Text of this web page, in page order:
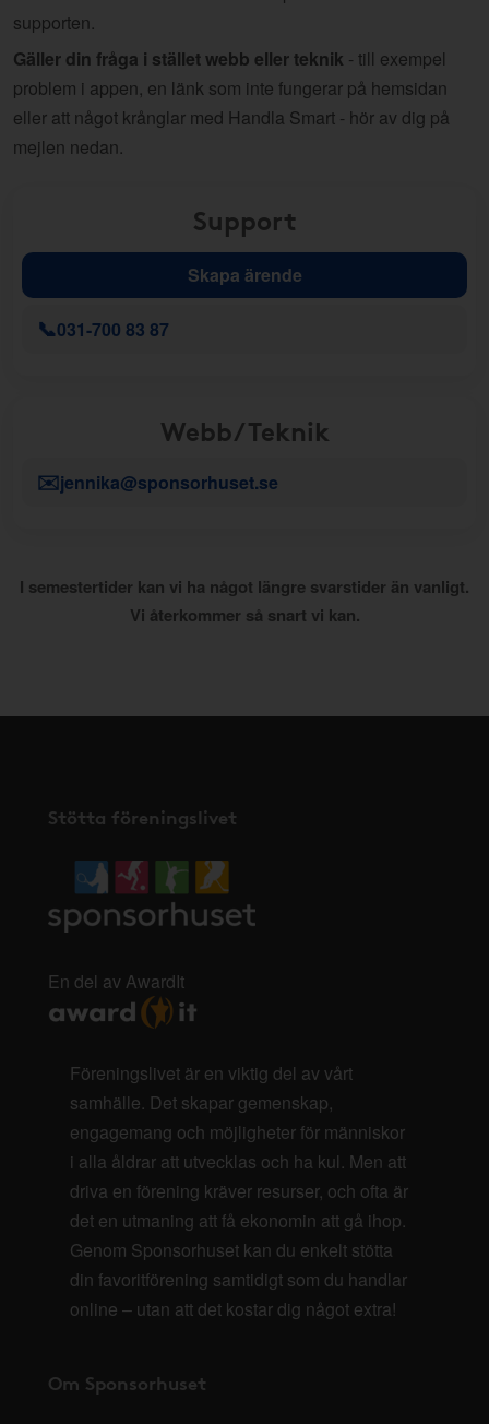
supporten.
Gäller din fråga i stället webb eller teknik - till exempel
problem i appen, en länk som inte fungerar på hemsidan
eller att något krånglar med Handla Smart - hör av dig på
mejlen nedan.
Support
Skapa ärende
📞031-700 83 87
Webb/Teknik
✉️jennika@sponsorhuset.se
I semestertider kan vi ha något längre svarstider än vanligt.
Vi återkommer så snart vi kan.
Stötta föreningslivet
En del av AwardIt
Föreningslivet är en viktig del av vårt
samhälle. Det skapar gemenskap,
engagemang och möjligheter för människor
i alla åldrar att utvecklas och ha kul. Men att
driva en förening kräver resurser, och ofta är
det en utmaning att få ekonomin att gå ihop.
Genom Sponsorhuset kan du enkelt stötta
din favoritförening samtidigt som du handlar
online – utan att det kostar dig något extra!
Om Sponsorhuset